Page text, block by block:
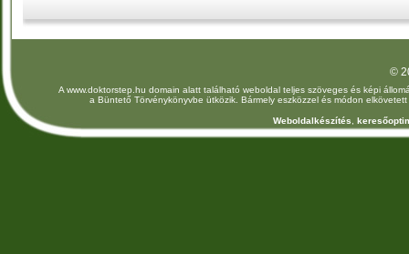
©
A www.doktorstep.hu domain alatt található weboldal teljes szöveges és képi
a Büntető Törvénykönyvbe ütközik. Bármely eszközzel és módon
Weboldalkészítés